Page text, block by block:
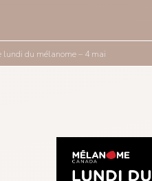
lundi du mélanome – 4 mai